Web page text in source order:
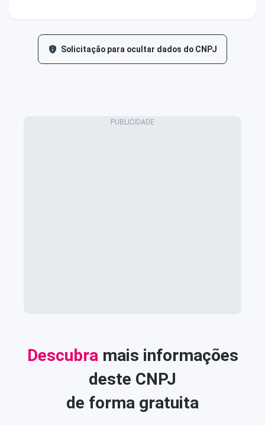
Solicitação para ocultar dados do CNPJ
Descubra mais informações
deste CNPJ
de forma gratuita